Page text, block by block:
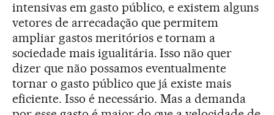
intensivas em gasto público, e existem alguns
vetores de arrecadação que permitem
ampliar gastos meritórios e tornam a
sociedade mais igualitária. Isso não quer
dizer que não possamos eventualmente
tornar o gasto público que já existe mais
eficiente. Isso é necessário. Mas a demanda